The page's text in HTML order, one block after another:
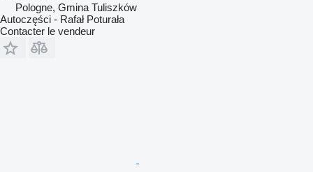
Pologne, Gmina Tuliszków
Autoczęści - Rafał Poturała
Contacter le vendeur